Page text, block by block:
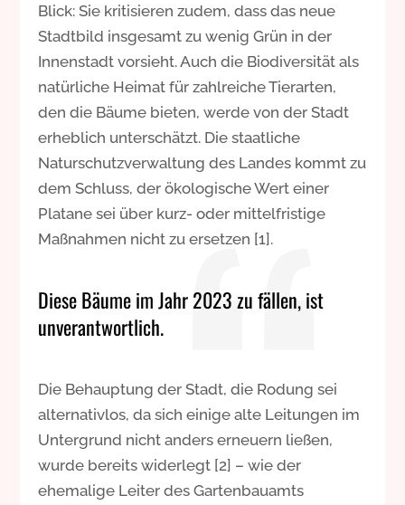
Blick: Sie kritisieren zudem, dass das neue
Stadtbild insgesamt zu wenig Grün in der
Innenstadt vorsieht. Auch die Biodiversität als
natürliche Heimat für zahlreiche Tierarten,
den die Bäume bieten, werde von der Stadt
erheblich unterschätzt. Die staatliche
Naturschutzverwaltung des Landes kommt zu
dem Schluss, der ökologische Wert einer
Platane sei über kurz- oder mittelfristige
Maßnahmen nicht zu ersetzen [1].
Diese Bäume im Jahr 2023 zu fällen, ist
unverantwortlich.
Die Behauptung der Stadt, die Rodung sei
alternativlos, da sich einige alte Leitungen im
Untergrund nicht anders erneuern ließen,
wurde bereits widerlegt [2] – wie der
ehemalige Leiter des Gartenbauamts